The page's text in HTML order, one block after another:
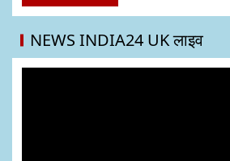
NEWS INDIA24 UK लाइव